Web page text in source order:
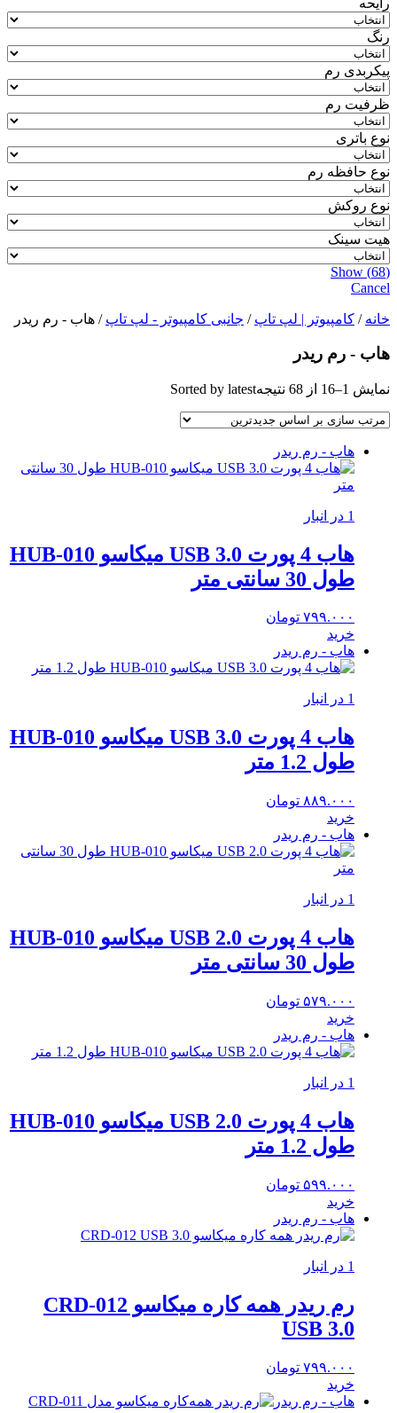
رایحه
رنگ
پیکربدی رم
ظرفیت رم
نوع باتری
نوع حافظه رم
نوع روکش
هیت سینک
Show (68)
Cancel
خانه / کامپیوتر | لپ تاپ / جانبی کامپیوتر - لپ تاپ / هاب - رم ریدر
هاب - رم ریدر
نمایش 1–16 از 68 نتیجه Sorted by latest
هاب - رم ریدر
1 در انبار
هاب 4 پورت USB 3.0 میکاسو HUB-010
طول 30 سانتی متر
۷۹۹.۰۰۰ تومان
خرید
هاب - رم ریدر
1 در انبار
هاب 4 پورت USB 3.0 میکاسو HUB-010
طول 1.2 متر
۸۸۹.۰۰۰ تومان
خرید
هاب - رم ریدر
1 در انبار
هاب 4 پورت USB 2.0 میکاسو HUB-010
طول 30 سانتی متر
۵۷۹.۰۰۰ تومان
خرید
هاب - رم ریدر
1 در انبار
هاب 4 پورت USB 2.0 میکاسو HUB-010
طول 1.2 متر
۵۹۹.۰۰۰ تومان
خرید
هاب - رم ریدر
1 در انبار
رم ریدر همه کاره میکاسو CRD-012
USB 3.0
۷۹۹.۰۰۰ تومان
خرید
هاب - رم ریدر